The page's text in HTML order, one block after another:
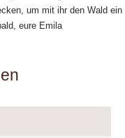
um mit ihr den Wald ein
eure Emila